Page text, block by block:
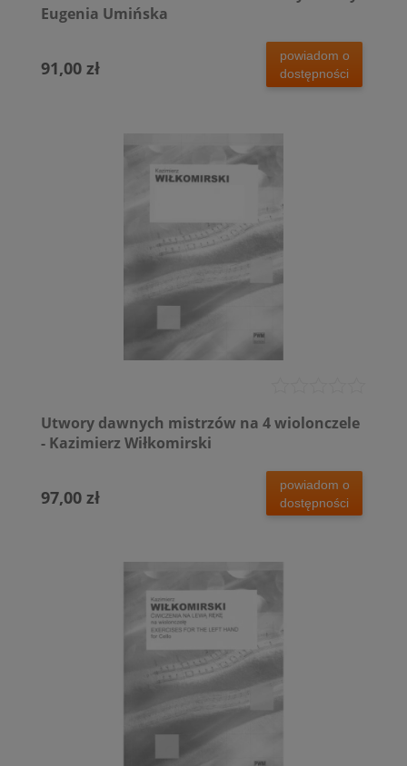
Eugenia Umińska
91,00 zł
powiadom o
dostępności
Utwory dawnych mistrzów na 4 wiolonczele
- Kazimierz Wiłkomirski
97,00 zł
powiadom o
dostępności